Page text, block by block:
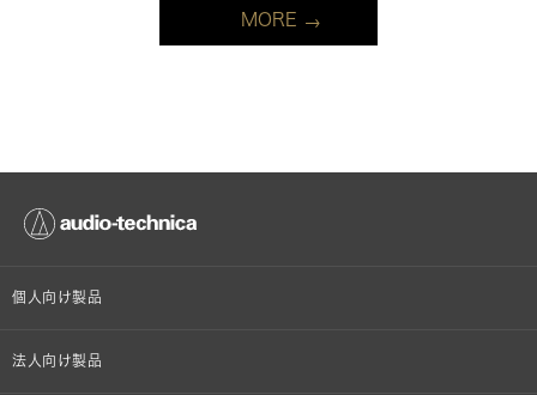
MORE
個人向け製品
オンラインストア限定
法人向け製品